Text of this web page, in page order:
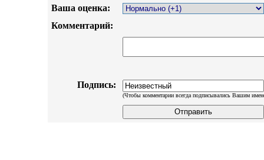
Ваша оценка:
Комментарий:
Подпись:
(Чтобы комментарии всегда подписывались Вашим